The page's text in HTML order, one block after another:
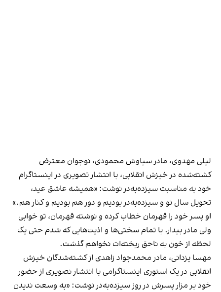
لیلی مهدوی، مادر سیاوش محمودی، نوجوان معترض
کشته‌شده در خیزش انقلابی، با انتشار تصویری در اینستاگرام
خود به مناسبت سیزده‌به‌در نوشت: «همیشه عاشق عید،
تحویل سال نو و سیزده‌به‌در بودیم و دور هم بودیم و کنار هم.»
او پسر خود را قهرمان خطاب کرده و نوشته قهرمان، تو خوابی
ولی مادر بیدار. با تمام سختی‌ها و اذیت‌هایی که شدم حتی یک
لحظه از خون به ناحق ریخته‌ات نخواهم گذشت.
مهسا یزدانی، مادر محمدجواد زاهدی از کشته‌شدگان خیزش
انقلابی در یک استوری اینستاگرامی با انتشار نصویری از حضور
خود بر مزار پسرش در روز سیزده‌به‌در نوشت: «به وسعت ندیدن